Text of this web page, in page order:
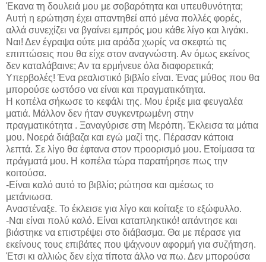
Έκανα τη δουλειά μου με σοβαρότητα και υπευθυνότητα;
Αυτή η ερώτηση έχει απαντηθεί από μένα πολλές φορές,
αλλά συνεχίζει να βγαίνει εμπρός μου κάθε λίγο και λιγάκι.
Ναι! Δεν έγραψα ούτε μια αράδα χωρίς να σκεφτώ τις
επιπτώσεις που θα είχε στον αναγνώστη. Αν όμως εκείνος
δεν καταλάβαινε; Αν τα ερμήνευε όλα διαφορετικά;
Υπερβολές! Ένα ρεαλιστικό βιβλίο είναι. Ένας μύθος που θα
μπορούσε ωστόσο να είναι και πραγματικότητα.
Η κοπέλα σήκωσε το κεφάλι της. Μου έριξε μια φευγαλέα
ματιά. Μάλλον δεν ήταν συγκεντρωμένη στην
πραγματικότητα . Ξαναγύρισε στη Μερόπη. Έκλεισα τα μάτια
μου. Νοερά διάβαζα και εγώ μαζί της. Πέρασαν κάποια
λεπτά. Σε λίγο θα έφτανα στον προορισμό μου. Ετοίμασα τα
πράγματά μου. Η κοπέλα τώρα παρατήρησε πως την
κοιτούσα.
-Είναι καλό αυτό το βιβλίο; ρώτησα και αμέσως το
μετάνιωσα.
Αναστέναξε. Το έκλεισε για λίγο και κοίταξε το εξώφυλλο.
-Ναι είναι πολύ καλό. Είναι καταπληκτικό! απάντησε και
βιάστηκε να επιστρέψει στο διάβασμα. Θα με πέρασε για
εκείνους τους επιβάτες που ψάχνουν αφορμή για συζήτηση.
Έτσι κι αλλιώς δεν είχα τίποτα άλλο να πω. Δεν μπορούσα